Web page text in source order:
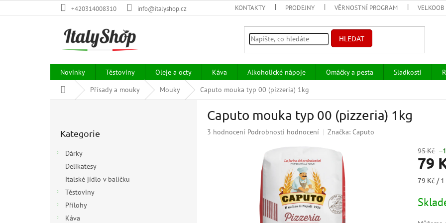
na
+420314008310 info@italyshop.cz KONTAKTY PRODEJNY VĚRNOSTNÍ PROGRAM
HLEDAT
Novinky Těstoviny Oleje a octy Káva Alkoholické nápoje Omáčky a pesta Sladkosti
Domů
Přísady a mouky Mouky Caputo mouka typ 00 (pizzeria) 1kg
kategorie
Kategorie
Dárky
Delikatesy
Italské jídlo v balíčku
Těstoviny
Přílohy
Káva
Caputo mouka typ 00 (pizzeria) 1kg
Průměrné
3 hodnocení Podrobnosti hodnocení Značka: Caputo
95 Kč
79
Měrná
79 Kč / 1